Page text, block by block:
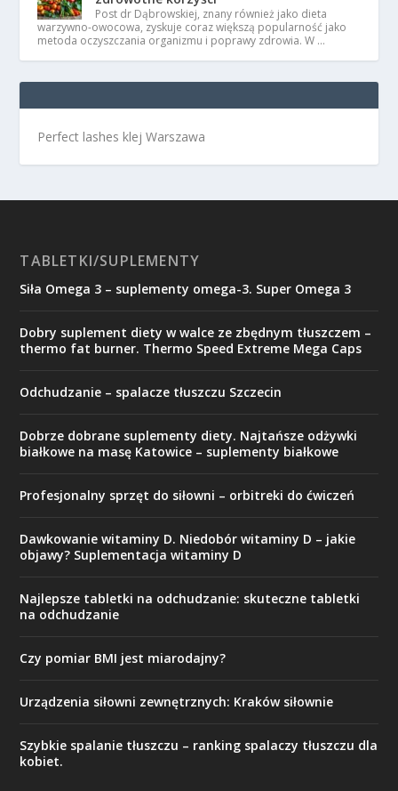
Post dr Dąbrowskiej, znany również jako dieta
warzywno-owocowa, zyskuje coraz większą popularność jako
metoda oczyszczania organizmu i poprawy zdrowia. W …
Perfect lashes klej Warszawa
TABLETKI/SUPLEMENTY
Siła Omega 3 – suplementy omega-3. Super Omega 3
Dobry suplement diety w walce ze zbędnym tłuszczem –
thermo fat burner. Thermo Speed Extreme Mega Caps
Odchudzanie – spalacze tłuszczu Szczecin
Dobrze dobrane suplementy diety. Najtańsze odżywki
białkowe na masę Katowice – suplementy białkowe
Profesjonalny sprzęt do siłowni – orbitreki do ćwiczeń
Dawkowanie witaminy D. Niedobór witaminy D – jakie
objawy? Suplementacja witaminy D
Najlepsze tabletki na odchudzanie: skuteczne tabletki
na odchudzanie
Czy pomiar BMI jest miarodajny?
Urządzenia siłowni zewnętrznych: Kraków siłownie
Szybkie spalanie tłuszczu – ranking spalaczy tłuszczu dla
kobiet.